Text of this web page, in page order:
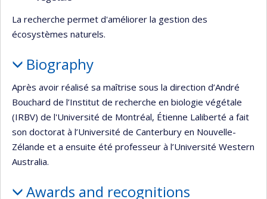
La recherche permet d'améliorer la gestion des
écosystèmes naturels.
Biography
Après avoir réalisé sa maîtrise sous la direction d’André
Bouchard de l’Institut de recherche en biologie végétale
(IRBV) de l'Université de Montréal, Étienne Laliberté a fait
son doctorat à l’Université de Canterbury en Nouvelle-
Zélande et a ensuite été professeur à l’Université Western
Australia.
Awards and recognitions